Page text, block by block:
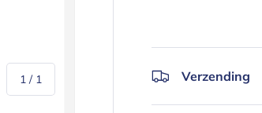
1 / von
1 Verzending